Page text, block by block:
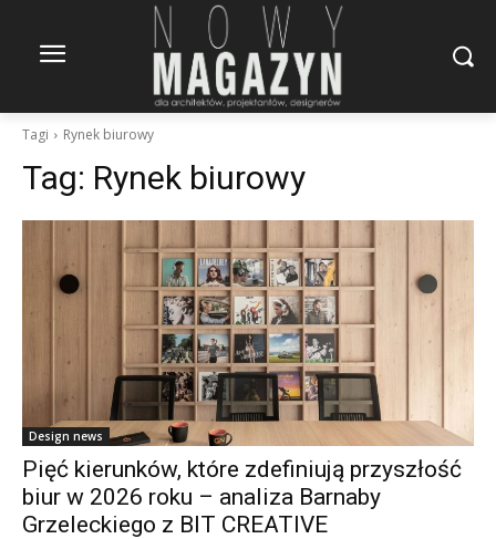
Tagi Rynek biurowy
Tag: Rynek biurowy
Design news
Pięć kierunków, które zdefiniują przyszłość
biur w 2026 roku – analiza Barnaby
Grzeleckiego z BIT CREATIVE